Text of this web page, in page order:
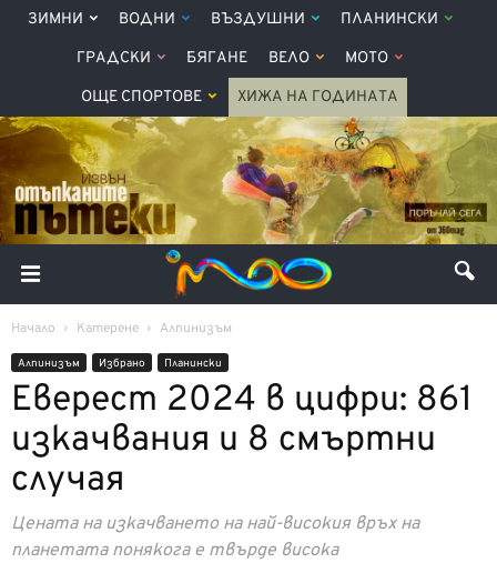
ЗИМНИ ВОДНИ ВЪЗДУШНИ ПЛАНИНСКИ
ГРАДСКИ БЯГАНЕ ВЕЛО МОТО
ОЩЕ СПОРТОВЕ ХИЖА НА ГОДИНАТА
Начало Катерене Алпинизъм
Алпинизъм Избрано Планински
Еверест 2024 в цифри: 861
изкачвания и 8 смъртни
случая
Цената на изкачването на най-високия връх на
планетата понякога е твърде висока